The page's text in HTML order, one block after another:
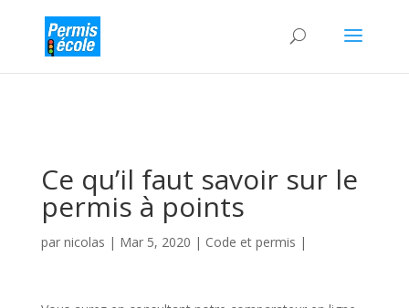
Ce qu’il faut savoir sur le
permis à points
par nicolas | Mar 5, 2020 | Code et permis |